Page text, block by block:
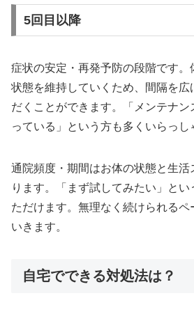
5回目以降
症状の安定・再発予防の段階です。
状態を維持していくため、間隔を広
だくことができます。「メンテナン
っている」という方も多くいらっし
通院頻度・期間はお体の状態と生活
ります。「まず試してみたい」と
ただけます。無理なく続けられるペ
いきます。
自宅でできる対処法は？